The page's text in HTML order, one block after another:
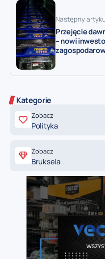
Następny
Przejęcie
– nowi
Kategorie
Zobacz
Polityka
Zobacz
Bruksela